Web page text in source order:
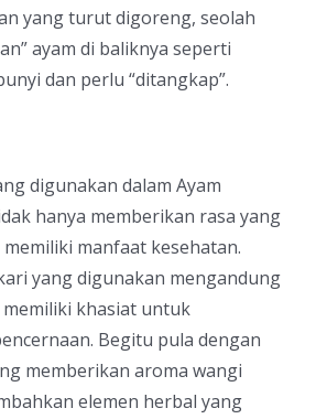
yang turut digoreng, seolah
ayam di baliknya seperti
dan perlu “ditangkap”.
digunakan dalam Ayam
hanya memberikan rasa yang
manfaat kesehatan.
yang digunakan mengandung
khasiat untuk
Begitu pula dengan
memberikan aroma wangi
elemen herbal yang